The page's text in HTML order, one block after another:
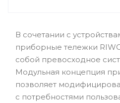
В сочетании с
приборные тележки
собой превосходное
Модульная концепция
позволяет
с потребностями